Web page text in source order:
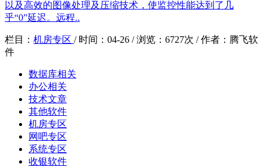
以及高效的图像处理及压缩技术，使监控性能达到了几
乎“0”延迟。远程..
栏目： 机房专区 / 时间： 04-26 /浏览： 6727次 /作者： 腾飞软
件
数据库相关
办公相关
技术文章
其他软件
机房专区
网吧专区
系统专区
收银软件